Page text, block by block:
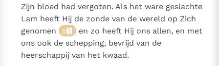
Zijn bloed had vergoten. Als het ware geslachte
Lam heeft Hij de zonde van de wereld op Zich
genomen
3
en zo heeft Hij ons allen, en met
ons ook de schepping, bevrijd van de
heerschappij van het kwaad.